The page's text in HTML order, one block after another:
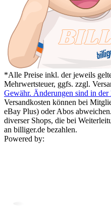
*Alle Preise inkl. der jeweils
Mehrwertsteuer, ggfs. zzgl.
Gewähr. Änderungen sind in
Versandkosten können bei
eBay Plus) oder Abos
diverser Shops, die bei
an billiger.de bezahlen.
Powered by: